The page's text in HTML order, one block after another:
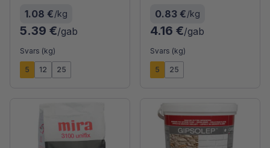
1.08 €/kg
5.39 €/gab
Svars (kg)
5 12 25
0.83 €/kg
4.16 €/gab
Svars (kg)
5 25